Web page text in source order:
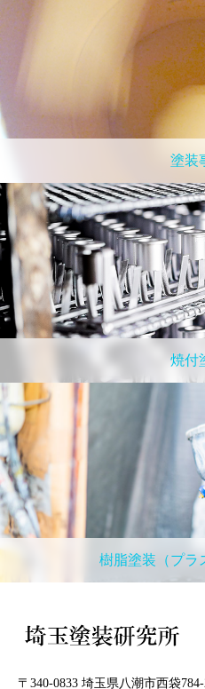
塗装
焼付
樹脂塗装（プラ
〒340-0833 埼玉県八潮市西袋